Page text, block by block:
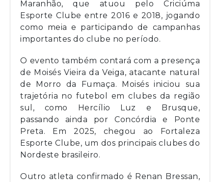
Maranhão, que atuou pelo Criciúma
Esporte Clube entre 2016 e 2018, jogando
como meia e participando de campanhas
importantes do clube no período.
O evento também contará com a presença
de Moisés Vieira da Veiga, atacante natural
de Morro da Fumaça. Moisés iniciou sua
trajetória no futebol em clubes da região
sul, como Hercílio Luz e Brusque,
passando ainda por Concórdia e Ponte
Preta. Em 2025, chegou ao Fortaleza
Esporte Clube, um dos principais clubes do
Nordeste brasileiro.
Outro atleta confirmado é Renan Bressan,